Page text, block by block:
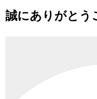
誠にありがとう